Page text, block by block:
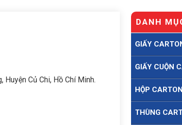
Củ Chi, Hồ Chí Minh.
DANH
GIẤY
GIẤY CUỘN
HỘP CARTON
THÙNG